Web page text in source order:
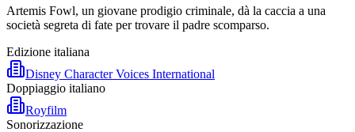
Artemis Fowl, un giovane prodigio criminale, dà la caccia a una
società segreta di fate per trovare il padre scomparso.
Edizione italiana
Disney Character Voices International
Doppiaggio italiano
Royfilm
Sonorizzazione